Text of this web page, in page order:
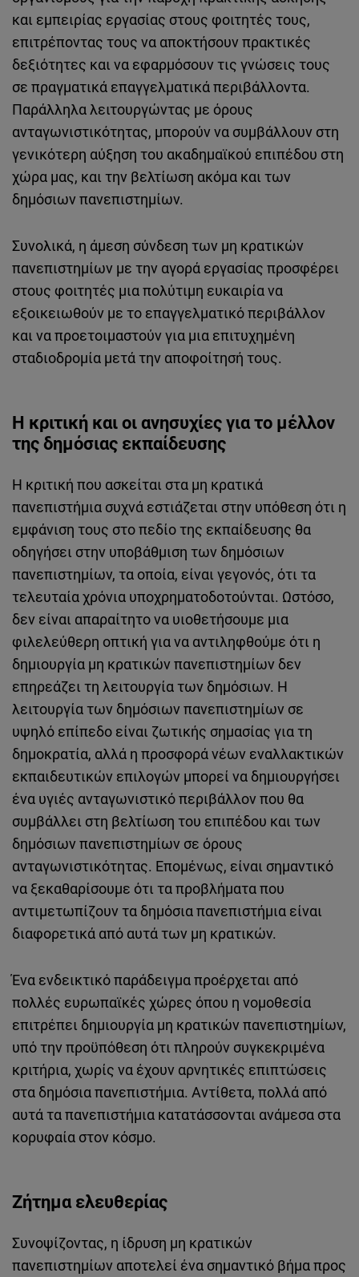
και εμπειρίας εργασίας στους φοιτητές τους,
επιτρέποντας τους να αποκτήσουν πρακτικές
δεξιότητες και να εφαρμόσουν τις γνώσεις τους
σε πραγματικά επαγγελματικά περιβάλλοντα.
Παράλληλα λειτουργώντας με όρους
ανταγωνιστικότητας, μπορούν να συμβάλλουν στη
γενικότερη αύξηση του ακαδημαϊκού επιπέδου στη
χώρα μας, και την βελτίωση ακόμα και των
δημόσιων πανεπιστημίων.
Συνολικά, η άμεση σύνδεση των μη κρατικών
πανεπιστημίων με την αγορά εργασίας προσφέρει
στους φοιτητές μια πολύτιμη ευκαιρία να
εξοικειωθούν με το επαγγελματικό περιβάλλον
και να προετοιμαστούν για μια επιτυχημένη
σταδιοδρομία μετά την αποφοίτησή τους.
Η κριτική και οι ανησυχίες για το μέλλον
της δημόσιας εκπαίδευσης
Η κριτική που ασκείται στα μη κρατικά
πανεπιστήμια συχνά εστιάζεται στην υπόθεση ότι η
εμφάνιση τους στο πεδίο της εκπαίδευσης θα
οδηγήσει στην υποβάθμιση των δημόσιων
πανεπιστημίων, τα οποία, είναι γεγονός, ότι τα
τελευταία χρόνια υποχρηματοδοτούνται. Ωστόσο,
δεν είναι απαραίτητο να υιοθετήσουμε μια
φιλελεύθερη οπτική για να αντιληφθούμε ότι η
δημιουργία μη κρατικών πανεπιστημίων δεν
επηρεάζει τη λειτουργία των δημόσιων. Η
λειτουργία των δημόσιων πανεπιστημίων σε
υψηλό επίπεδο είναι ζωτικής σημασίας για τη
δημοκρατία, αλλά η προσφορά νέων εναλλακτικών
εκπαιδευτικών επιλογών μπορεί να δημιουργήσει
ένα υγιές ανταγωνιστικό περιβάλλον που θα
συμβάλλει στη βελτίωση του επιπέδου και των
δημόσιων πανεπιστημίων σε όρους
ανταγωνιστικότητας. Επομένως, είναι σημαντικό
να ξεκαθαρίσουμε ότι τα προβλήματα που
αντιμετωπίζουν τα δημόσια πανεπιστήμια είναι
διαφορετικά από αυτά των μη κρατικών.
Ένα ενδεικτικό παράδειγμα προέρχεται από
πολλές ευρωπαϊκές χώρες όπου η νομοθεσία
επιτρέπει δημιουργία μη κρατικών πανεπιστημίων,
υπό την προϋπόθεση ότι πληρούν συγκεκριμένα
κριτήρια, χωρίς να έχουν αρνητικές επιπτώσεις
στα δημόσια πανεπιστήμια. Αντίθετα, πολλά από
αυτά τα πανεπιστήμια κατατάσσονται ανάμεσα στα
κορυφαία στον κόσμο.
Ζήτημα ελευθερίας
Συνοψίζοντας, η ίδρυση μη κρατικών
πανεπιστημίων αποτελεί ένα σημαντικό βήμα προς